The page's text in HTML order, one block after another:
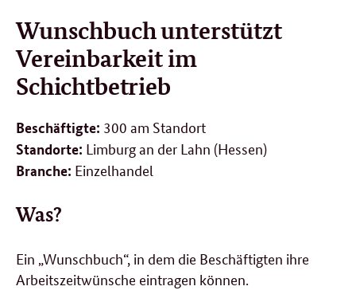
Wunschbuch unterstützt
Vereinbarkeit im
Schichtbetrieb
Beschäftigte: 300 am Standort
Standorte: Limburg an der Lahn (Hessen)
Branche: Einzelhandel
Was?
Ein „Wunschbuch“, in dem die Beschäftigten ihre
Arbeitszeitwünsche eintragen können.